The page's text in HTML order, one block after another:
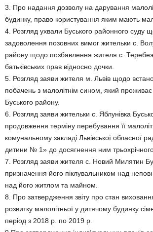
3. Про надання дозволу на дарування
будинку, право користування яким мають
4. Розгляд ухвали Буського районного суду
задоволення позовних вимог жительки с.
району щодо позбавлення жителя с.
батьківських прав відносно дочки.
5. Розгляд заяви жителя м. Львів щодо
побачень з малолітнім сином, який
Буського району.
6. Розгляд заяви жительки с. Яблунівка
продовження терміну перебування її
комунальному закладі Львівської обласної
дитини № 1» до досягнення ним трьохрічного
7. Розгляд заяви жителя с. Новий Милятин
призначення його піклувальником над
над його житлом та майном.
8. Про затвердження звіту про стан
розвитку малолітньої у дитячому будинку
період з 2018 р. по 2019 р.